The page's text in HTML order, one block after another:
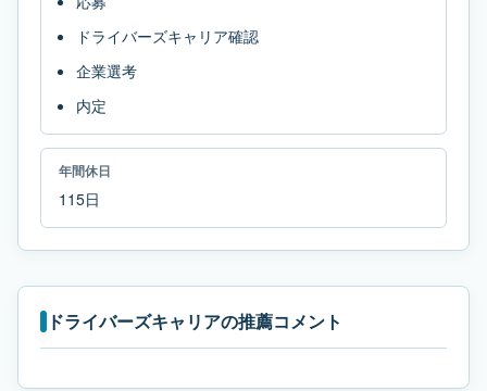
ドライバーズキャリア確認
企業選考
内定
年間休日
115日
ドライバーズキャリアの推薦コメント